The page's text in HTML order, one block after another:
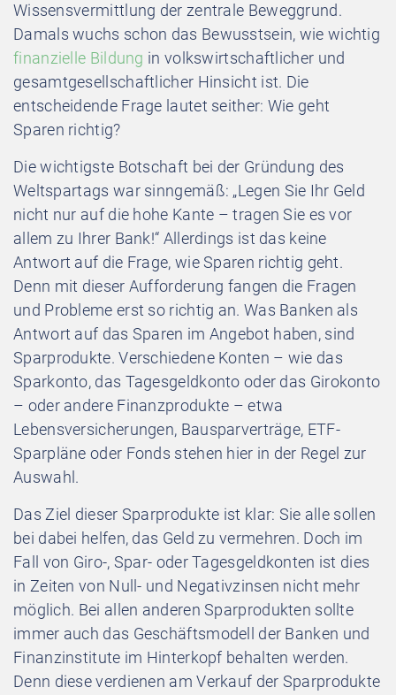
Wissensvermittlung der zentrale Beweggrund.
Damals wuchs schon das Bewusstsein, wie wichtig
finanzielle Bildung in volkswirtschaftlicher und
gesamtgesellschaftlicher Hinsicht ist. Die
entscheidende Frage lautet seither: Wie geht
Sparen richtig?
Die wichtigste Botschaft bei der Gründung des
Weltspartags war sinngemäß: „Legen Sie Ihr Geld
nicht nur auf die hohe Kante – tragen Sie es vor
allem zu Ihrer Bank!“ Allerdings ist das keine
Antwort auf die Frage, wie Sparen richtig geht.
Denn mit dieser Aufforderung fangen die Fragen
und Probleme erst so richtig an. Was Banken als
Antwort auf das Sparen im Angebot haben, sind
Sparprodukte. Verschiedene Konten – wie das
Sparkonto, das Tagesgeldkonto oder das Girokonto
– oder andere Finanzprodukte – etwa
Lebensversicherungen, Bausparverträge, ETF-
Sparpläne oder Fonds stehen hier in der Regel zur
Auswahl.
Das Ziel dieser Sparprodukte ist klar: Sie alle sollen
bei dabei helfen, das Geld zu vermehren. Doch im
Fall von Giro-, Spar- oder Tagesgeldkonten ist dies
in Zeiten von Null- und Negativzinsen nicht mehr
möglich. Bei allen anderen Sparprodukten sollte
immer auch das Geschäftsmodell der Banken und
Finanzinstitute im Hinterkopf behalten werden.
Denn diese verdienen am Verkauf der Sparprodukte